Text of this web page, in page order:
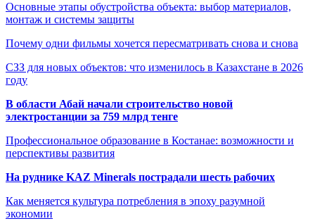
Основные этапы обустройства объекта: выбор материалов,
монтаж и системы защиты
Почему одни фильмы хочется пересматривать снова и снова
СЗЗ для новых объектов: что изменилось в Казахстане в 2026
году
В области Абай начали строительство новой
электростанции за 759 млрд тенге
Профессиональное образование в Костанае: возможности и
перспективы развития
На руднике KAZ Minerals пострадали шесть рабочих
Как меняется культура потребления в эпоху разумной
экономии